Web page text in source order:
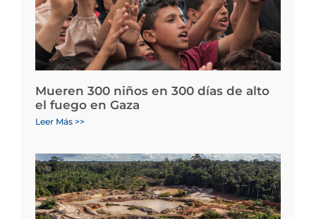
Mueren 300 niños en 300 días de alto
el fuego en Gaza
Leer Más >>